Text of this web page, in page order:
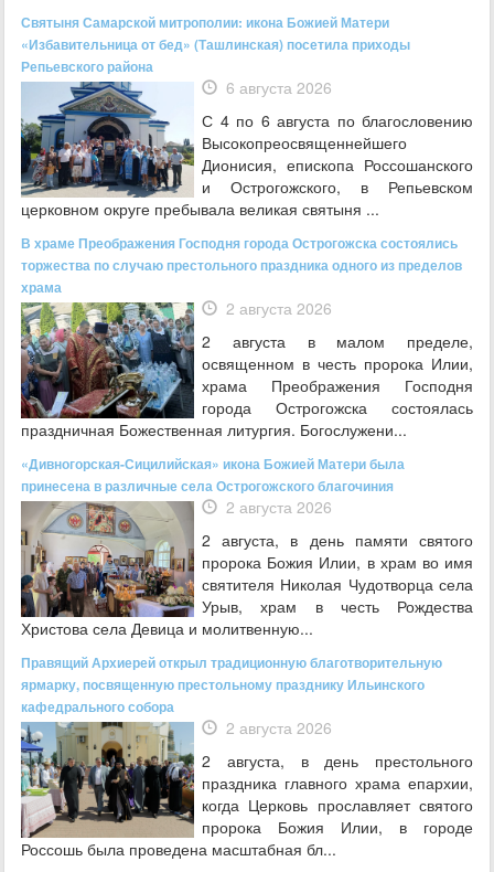
Святыня Самарской митрополии: икона Божией Матери
«Избавительница от бед» (Ташлинская) посетила приходы
Репьевского района
6 августа 2026
С 4 по 6 августа по благословению
Высокопреосвященнейшего
Дионисия, епископа Россошанского
и Острогожского, в Репьевском
церковном округе пребывала великая святыня ...
В храме Преображения Господня города Острогожска состоялись
торжества по случаю престольного праздника одного из пределов
храма
2 августа 2026
2 августа в малом пределе,
освященном в честь пророка Илии,
храма Преображения Господня
города Острогожска состоялась
праздничная Божественная литургия. Богослужени...
«Дивногорская-Сицилийская» икона Божией Матери была
принесена в различные села Острогожского благочиния
2 августа 2026
2 августа, в день памяти святого
пророка Божия Илии, в храм во имя
святителя Николая Чудотворца села
Урыв, храм в честь Рождества
Христова села Девица и молитвенную...
Правящий Архиерей открыл традиционную благотворительную
ярмарку, посвященную престольному празднику Ильинского
кафедрального собора
2 августа 2026
2 августа, в день престольного
праздника главного храма епархии,
когда Церковь прославляет святого
пророка Божия Илии, в городе
Россошь была проведена масштабная бл...